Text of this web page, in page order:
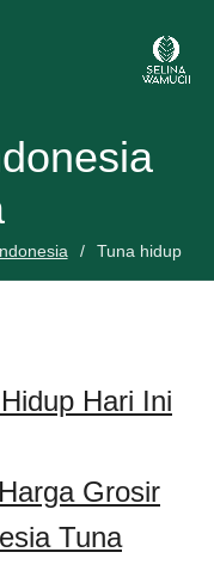
Tuna hidup
Hari Ini
Grosir
Tuna